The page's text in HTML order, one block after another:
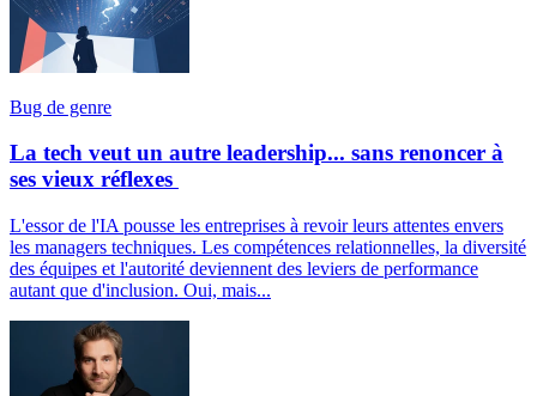
Bug de genre
La tech veut un autre leadership... sans renoncer à
ses vieux réflexes
L'essor de l'IA pousse les entreprises à revoir leurs attentes envers
les managers techniques. Les compétences relationnelles, la diversité
des équipes et l'autorité deviennent des leviers de performance
autant que d'inclusion. Oui, mais...